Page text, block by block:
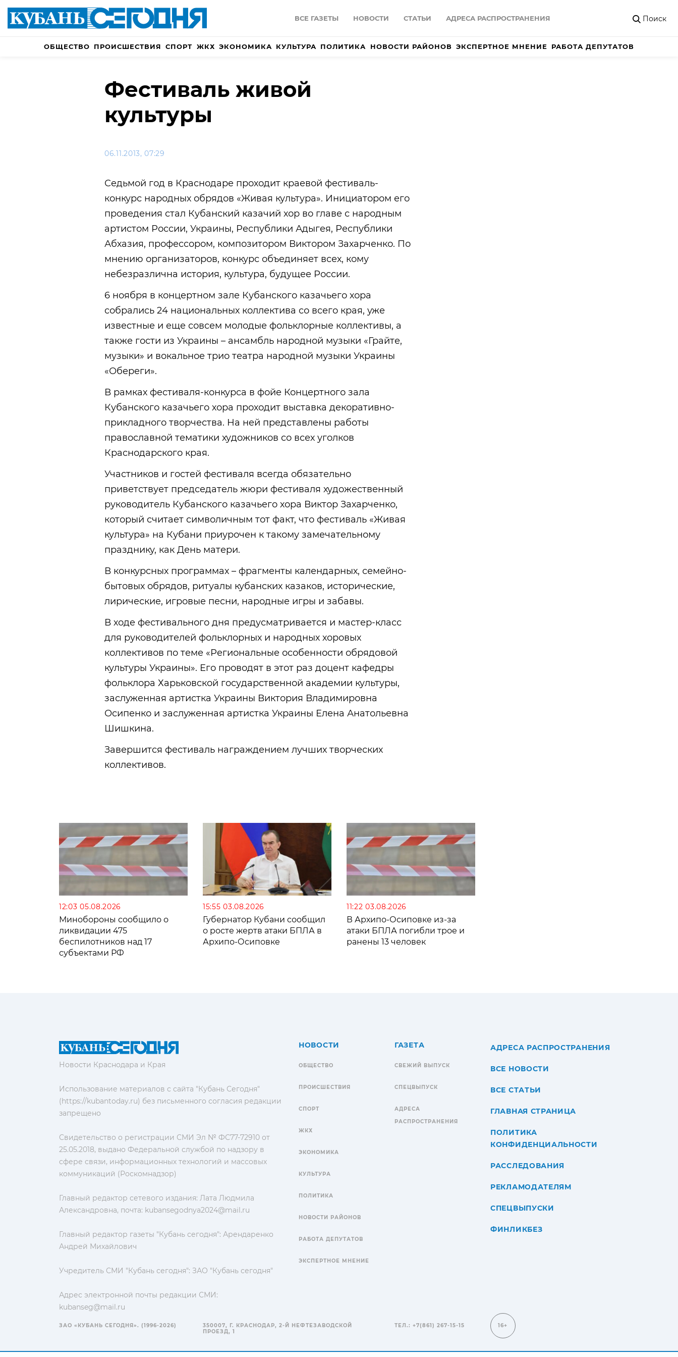
ВСЕ ГАЗЕТЫ НОВОСТИ СТАТЬИ АДРЕСА РАСПРОСТРАНЕНИЯ Поиск
ОБЩЕСТВО ПРОИСШЕСТВИЯ СПОРТ ЖКХ ЭКОНОМИКА КУЛЬТУРА ПОЛИТИКА НОВОСТИ РАЙОНОВ ЭКСПЕРТНОЕ МНЕНИЕ РАБОТА ДЕПУТАТОВ
Фестиваль живой
культуры
06.11.2013, 07:29
Седьмой год в Краснодаре проходит краевой фестиваль-
конкурс народных обрядов «Живая культура». Инициатором его
проведения стал Кубанский казачий хор во главе с народным
артистом России, Украины, Республики Адыгея, Республики
Абхазия, профессором, композитором Виктором Захарченко. По
мнению организаторов, конкурс объединяет всех, кому
небезразлична история, культура, будущее России.
6 ноября в концертном зале Кубанского казачьего хора
собрались 24 национальных коллектива со всего края, уже
известные и еще совсем молодые фольклорные коллективы, а
также гости из Украины – ансамбль народной музыки «Грайте,
музыки» и вокальное трио театра народной музыки Украины
«Обереги».
В рамках фестиваля-конкурса в фойе Концертного зала
Кубанского казачьего хора проходит выставка декоративно-
прикладного творчества. На ней представлены работы
православной тематики художников со всех уголков
Краснодарского края.
Участников и гостей фестиваля всегда обязательно
приветствует председатель жюри фестиваля художественный
руководитель Кубанского казачьего хора Виктор Захарченко,
который считает символичным тот факт, что фестиваль «Живая
культура» на Кубани приурочен к такому замечательному
празднику, как День матери.
В конкурсных программах – фрагменты календарных, семейно-
бытовых обрядов, ритуалы кубанских казаков, исторические,
лирические, игровые песни, народные игры и забавы.
В ходе фестивального дня предусматривается и мастер-класс
для руководителей фольклорных и народных хоровых
коллективов по теме «Региональные особенности обрядовой
культуры Украины». Его проводят в этот раз доцент кафедры
фольклора Харьковской государственной академии культуры,
заслуженная артистка Украины Виктория Владимировна
Осипенко и заслуженная артистка Украины Елена Анатольевна
Шишкина.
Завершится фестиваль награждением лучших творческих
коллективов.
12:03 05.08.2026
Минобороны сообщило о
ликвидации 475
беспилотников над 17
субъектами РФ
15:55 03.08.2026
Губернатор Кубани сообщил
о росте жертв атаки БПЛА в
Архипо-Осиповке
11:22 03.08.2026
В Архипо-Осиповке из-за
атаки БПЛА погибли трое и
ранены 13 человек
Новости Краснодара и Края
Использование материалов с сайта "Кубань Сегодня"
(https://kubantoday.ru) без письменного согласия редакции
запрещено
Свидетельство о регистрации СМИ Эл № ФС77-72910 от
25.05.2018, выдано Федеральной службой по надзору в
сфере связи, информационных технологий и массовых
коммуникаций (Роскомнадзор)
Главный редактор сетевого издания: Лата Людмила
Александровна, почта: kubansegodnya2024@mail.ru
Главный редактор газеты "Кубань сегодня": Арендаренко
Андрей Михайлович
Учредитель СМИ "Кубань сегодня": ЗАО "Кубань сегодня"
Адрес электронной почты редакции СМИ:
kubanseg@mail.ru
НОВОСТИ
ОБЩЕСТВО
ПРОИСШЕСТВИЯ
СПОРТ
ЖКХ
ЭКОНОМИКА
КУЛЬТУРА
ПОЛИТИКА
НОВОСТИ РАЙОНОВ
РАБОТА ДЕПУТАТОВ
ЭКСПЕРТНОЕ МНЕНИЕ
ГАЗЕТА
СВЕЖИЙ ВЫПУСК
СПЕЦВЫПУСК
АДРЕСА
РАСПРОСТРАНЕНИЯ
АДРЕСА РАСПРОСТРАНЕНИЯ
ВСЕ НОВОСТИ
ВСЕ СТАТЬИ
ГЛАВНАЯ СТРАНИЦА
ПОЛИТИКА
КОНФИДЕНЦИАЛЬНОСТИ
РАССЛЕДОВАНИЯ
РЕКЛАМОДАТЕЛЯМ
СПЕЦВЫПУСКИ
ФИНЛИКБЕЗ
ЗАО «КУБАНЬ СЕГОДНЯ». (1996-2026)
350007, Г. КРАСНОДАР, 2-Й НЕФТЕЗАВОДСКОЙ
ПРОЕЗД, 1
ТЕЛ.: +7(861) 267-15-15 16+